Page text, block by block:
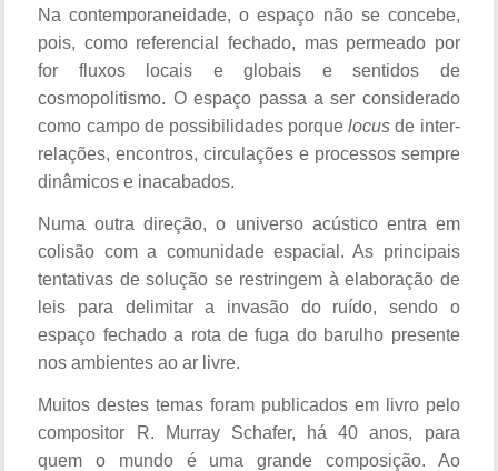
Na contemporaneidade, o espaço não se concebe,
pois, como referencial fechado, mas permeado por
for fluxos locais e globais e sentidos de
cosmopolitismo. O espaço passa a ser considerado
como campo de possibilidades porquelocus de inter-
relações, encontros, circulações e processos sempre
dinâmicos e inacabados.
Numa outra direção, o universo acústico entra em
colisão com a comunidade espacial. As principais
tentativas de solução se restringem à elaboração de
leis para delimitar a invasão do ruído, sendo o
espaço fechado a rota de fuga do barulho presente
nos ambientes ao ar livre.
Muitos destes temas foram publicados em livro pelo
compositor R. Murray Schafer, há 40 anos, para
quem o mundo é uma grande composição. Ao